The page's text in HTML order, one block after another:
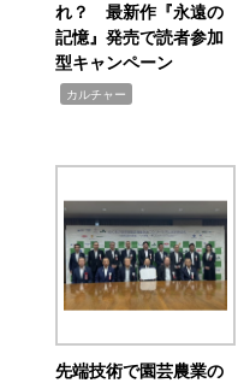
れ？ 最新作『永遠の
記憶』発売で読者参加
型キャンペーン
カルチャー
先端技術で園芸農業の